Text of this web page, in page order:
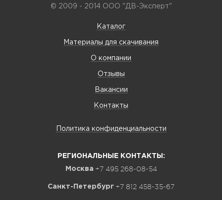
© 2009 - 2014 ООО "ДВ-Эксперт"
Каталог
Материалы для скачивания
О компании
Отзывы
Вакансии
Контакты
Политика конфиденциальности
РЕГИОНАЛЬНЫЕ КОНТАКТЫ:
Москва +7 495 268-08-54
Санкт-Петербург +7 812 458-35-67